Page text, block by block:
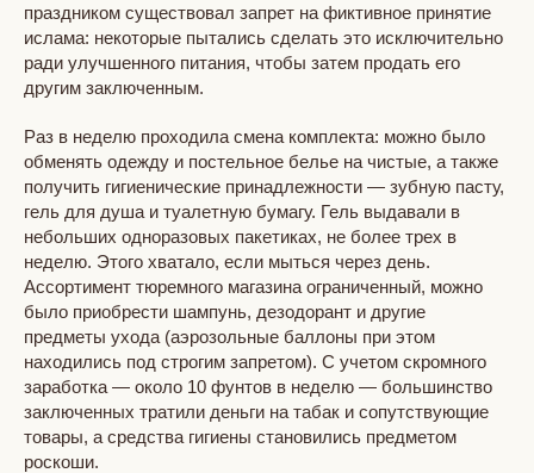
праздником существовал запрет на фиктивное принятие
ислама: некоторые пытались сделать это исключительно
ради улучшенного питания, чтобы затем продать его
другим заключенным.
Раз в неделю проходила смена комплекта: можно было
обменять одежду и постельное белье на чистые, а также
получить гигиенические принадлежности — зубную пасту,
гель для душа и туалетную бумагу. Гель выдавали в
небольших одноразовых пакетиках, не более трех в
неделю. Этого хватало, если мыться через день.
Ассортимент тюремного магазина ограниченный, можно
было приобрести шампунь, дезодорант и другие
предметы ухода (аэрозольные баллоны при этом
находились под строгим запретом). С учетом скромного
заработка — около 10 фунтов в неделю — большинство
заключенных тратили деньги на табак и сопутствующие
товары, а средства гигиены становились предметом
роскоши.